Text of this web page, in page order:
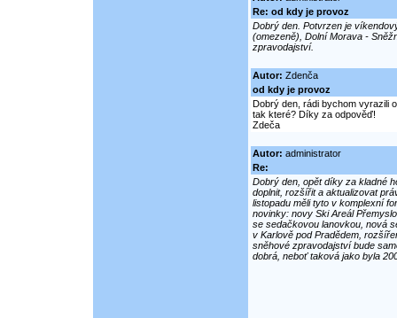
Re: od kdy je provoz
Dobrý den. Potvrzen je
(omezeně), Dolní Morava -
zpravodajství.
Autor: Zdenča
od kdy je provoz
Dobrý den, rádi bychom vyrazili
tak které? Díky za odpověď!
Zdeča
Autor: administrator
Re:
Dobrý den, opět díky za kladné
doplnit, rozšířit a aktualizovat
listopadu měli tyto v komplexní
novinky: novy Ski Areál
se sedačkovou lanovkou, nová
v Karlově pod Pradědem,
sněhové zpravodajství bude
dobrá, neboť taková jako byla